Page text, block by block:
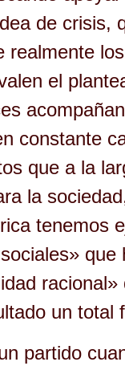
de crisis,
realmente
el
constante
que a la
la
tenemos
que
un total
partido